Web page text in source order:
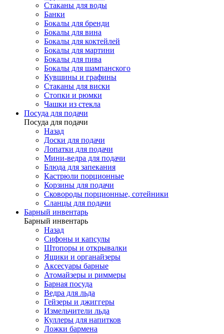
Стаканы для воды
Банки
Бокалы для бренди
Бокалы для вина
Бокалы для коктейлей
Бокалы для мартини
Бокалы для пива
Бокалы для шампанского
Кувшины и графины
Стаканы для виски
Стопки и рюмки
Чашки из стекла
Посуда для подачи
Посуда для подачи
Назад
Доски для подачи
Лопатки для подачи
Мини-ведра для подачи
Блюда для запекания
Кастрюли порционные
Корзины для подачи
Сковороды порционные, сотейники
Сланцы для подачи
Барный инвентарь
Барный инвентарь
Назад
Сифоны и капсулы
Штопоры и открывалки
Ящики и органайзеры
Аксесуары барные
Атомайзеры и риммеры
Барная посуда
Ведра для льда
Гейзеры и джиггеры
Измельчители льда
Куллеры для напитков
Ложки бармена